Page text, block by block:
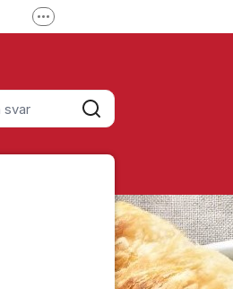
Sök
Fler supportlänkar